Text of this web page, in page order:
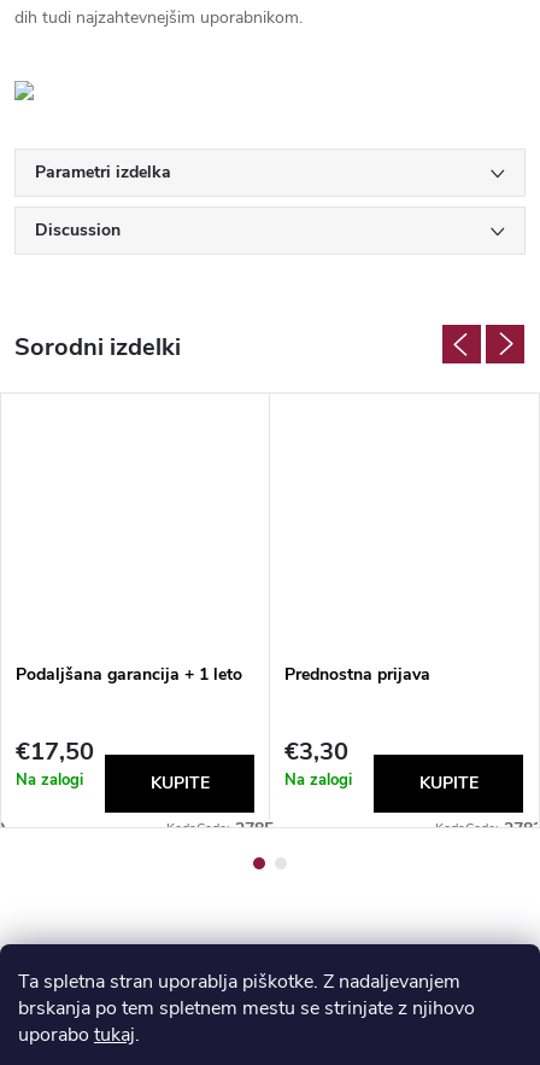
Ta spletna stran uporablja piškotke. Z nadaljevanjem
brskanja po tem spletnem mestu se strinjate z njihovo
uporabo tukaj.
dih tudi najzahtevnejšim uporabnikom.
Discussion
Podaljšana garancija + 1 leto
€17,50
Na zalogi
Code: 2785
Prednostna prijava
€3,30
Na zalogi
Code:
F